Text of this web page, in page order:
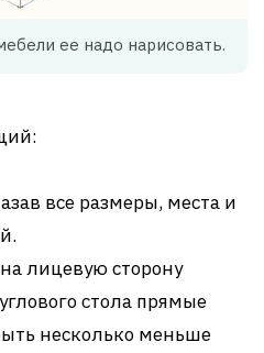
ее надо нарисовать.
все размеры, места и
лицевую сторону
стола прямые
несколько меньше